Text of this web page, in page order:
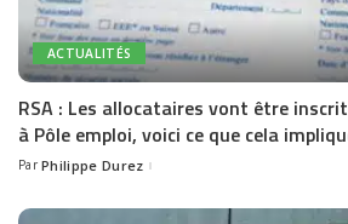
ACTUALITÉS
RSA : Les allocataires vont être
à Pôle emploi, voici ce que cela
Posted
Par Philippe Durez